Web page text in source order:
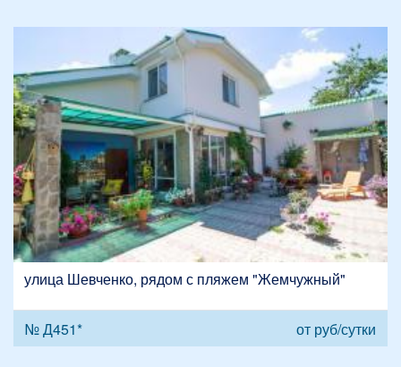
улица Шевченко, рядом с пляжем "Жемчужный"
№ Д451* от руб/сутки